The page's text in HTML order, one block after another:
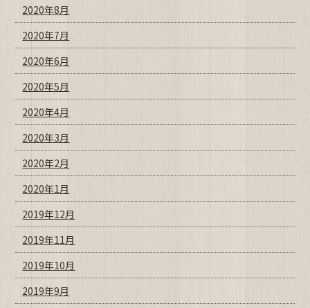
2020年8月
2020年7月
2020年6月
2020年5月
2020年4月
2020年3月
2020年2月
2020年1月
2019年12月
2019年11月
2019年10月
2019年9月